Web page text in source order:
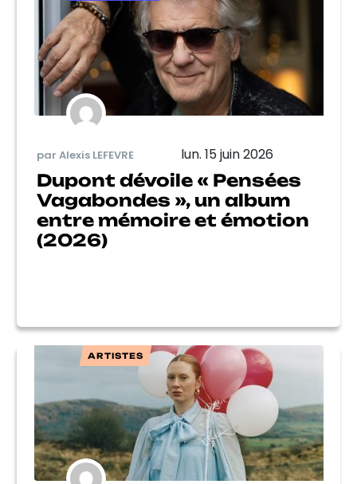
par Alexis LEFEVRE lun. 15 juin 2026
Dupont dévoile « Pensées
Vagabondes », un album
entre mémoire et émotion
(2026)
ARTISTES